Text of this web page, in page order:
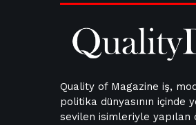
Quality of Magazine iş,
politika dünyasının içinde
sevilen isimleriyle